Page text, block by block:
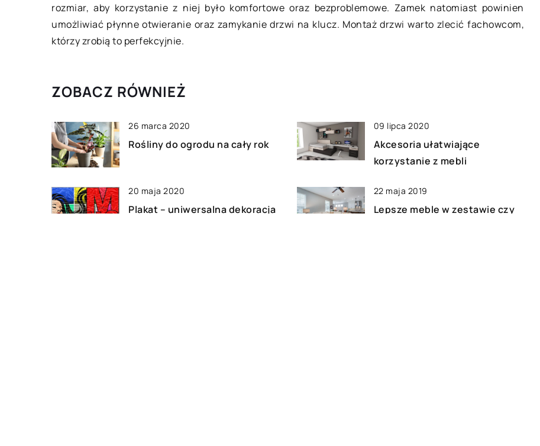
rozmiar, aby korzystanie z niej było komfortowe oraz bezproblemowe. Zamek natomiast powinien
umożliwiać płynne otwieranie oraz zamykanie drzwi na klucz. Montaż drzwi warto zlecić fachowcom,
którzy zrobią to perfekcyjnie.
ZOBACZ RÓWNIEŻ
26 marca 2020
Rośliny do ogrodu na cały rok
09 lipca 2020
Akcesoria ułatwiające
korzystanie z mebli
20 maja 2020
Plakat – uniwersalna dekoracja
22 maja 2019
Lepsze meble w zestawie czy
ofertach sklepowych prezentowane
są rozmaite fasony odzieżowe oraz
pozwalają na uzyskanie
upragnionych, […]
czworonożnego
karmą […]